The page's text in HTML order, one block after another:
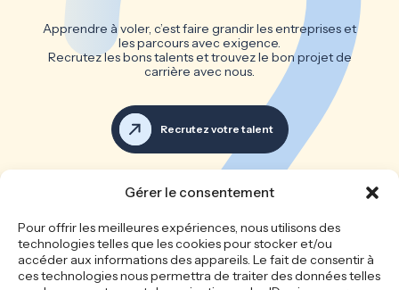
Gérer le consentement
Pour offrir les meilleures expériences, nous utilisons des
technologies telles que les cookies pour stocker et/ou
accéder aux informations des appareils. Le fait de consentir à
ces technologies nous permettra de traiter des données telles
Apprendre à voler, c’est faire grandir les entreprises et
les parcours avec exigence.
Recrutez les bons talents et trouvez le bon projet de
carrière avec nous.
Recrutez votre talent
Les bonnes équipes font les
grandes entreprises